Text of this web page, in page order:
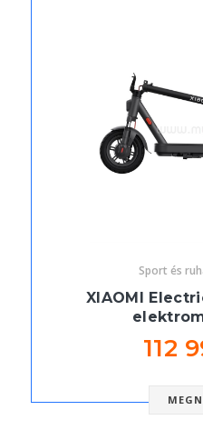
Sport és
XIAOMI
112